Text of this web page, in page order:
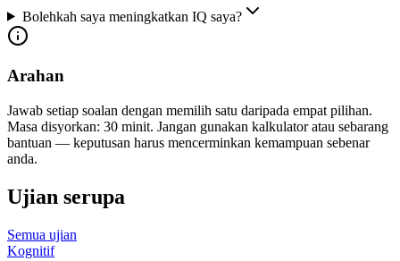
Bolehkah saya meningkatkan IQ saya?
Arahan
Jawab setiap soalan dengan memilih satu daripada empat pilihan.
Masa disyorkan: 30 minit. Jangan gunakan kalkulator atau sebarang
bantuan — keputusan harus mencerminkan kemampuan sebenar
anda.
Ujian serupa
Semua ujian
Kognitif